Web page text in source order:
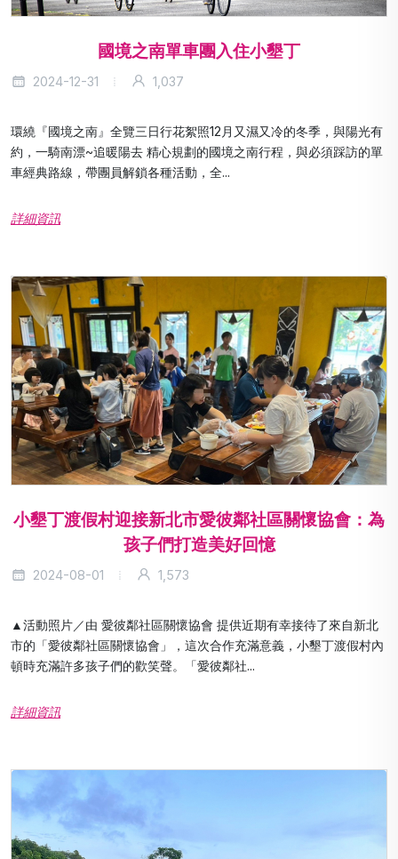
國境之南單車團入住小墾丁
2024-12-31 1,037
環繞『國境之南』全覽三日行花絮照12月又濕又冷的冬季，與陽光有
約，一騎南漂~追暖陽去 精心規劃的國境之南行程，與必須踩訪的單
車經典路線，帶團員解鎖各種活動，全...
詳細資訊
小墾丁渡假村迎接新北市愛彼鄰社區關懷協會：為
孩子們打造美好回憶
2024-08-01 1,573
▲活動照片／由 愛彼鄰社區關懷協會 提供近期有幸接待了來自新北
市的「愛彼鄰社區關懷協會」，這次合作充滿意義，小墾丁渡假村內
頓時充滿許多孩子們的歡笑聲。「愛彼鄰社...
詳細資訊